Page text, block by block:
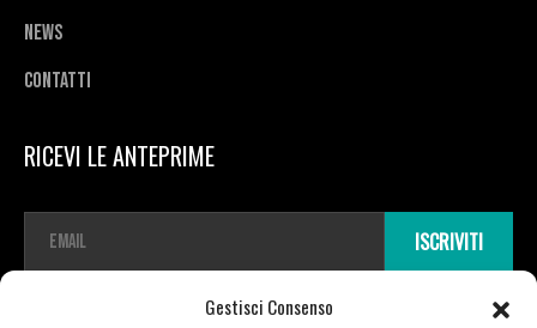
Gestisci Consenso
News
Contatti
RICEVI LE ANTEPRIME
a
ISCRIVITI